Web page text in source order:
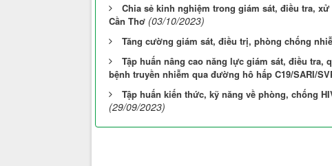
Chia sẻ kinh nghiệm trong giám sát, điều tra,
Cần Thơ (03/10/2023)
Tăng cường giám sát, điều trị, phòng chống
Tập huấn nâng cao năng lực giám sát, điều tra,
bệnh truyền nhiễm qua đường hô hấp C19/SARI/
Tập huấn kiến thức, kỹ năng về phòng, chống
(29/09/2023)